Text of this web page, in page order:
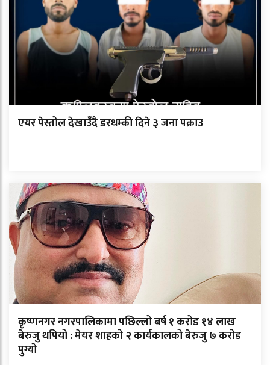
एयर पेस्तोल देखाउँदै डरधम्की दिने ३ जना पक्राउ
कृष्णनगर नगरपालिकामा पछिल्लो बर्ष १ करोड १४ लाख
बेरुजु थपियो : मेयर शाहको २ कार्यकालको बेरुजु ७ करोड
पुग्यो